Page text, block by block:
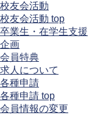
校友会活動
校友会活動 top
卒業生・在学生支援
企画
会員特典
求人について
各種申請
各種申請 top
会員情報の変更